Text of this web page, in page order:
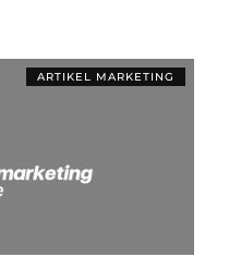
ARTIKEL MARKETING